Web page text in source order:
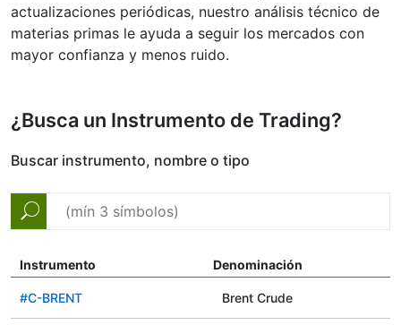
actualizaciones periódicas, nuestro análisis técnico de
materias primas le ayuda a seguir los mercados con
mayor confianza y menos ruido.
¿Busca un Instrumento de Trading?
Buscar instrumento, nombre o tipo
Instrumento Denominación
#C-BRENT Brent Crude